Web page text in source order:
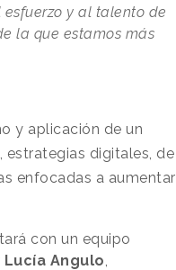
y al talento de
la que estamos más
y aplicación de un
estrategias digitales, de
enfocadas a aumentar
con un equipo
Lucía Angulo